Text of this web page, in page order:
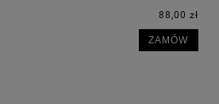
88,00 zł
ZAMÓW